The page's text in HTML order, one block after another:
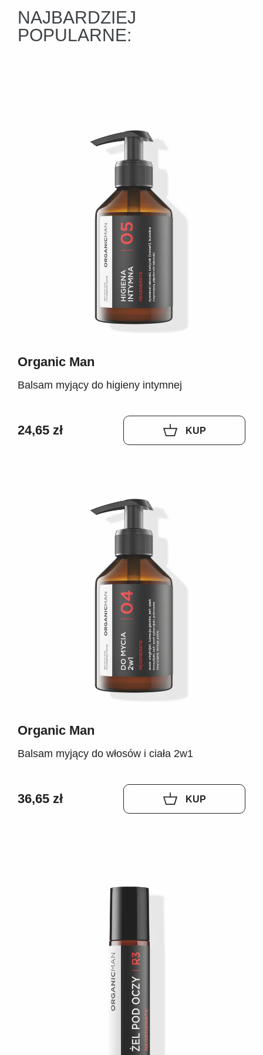
NAJBARDZIEJ
POPULARNE:
Organic Man
Balsam myjący do higieny intymnej
24,65 zł KUP
Organic Man
Balsam myjący do włosów i ciała 2w1
36,65 zł KUP